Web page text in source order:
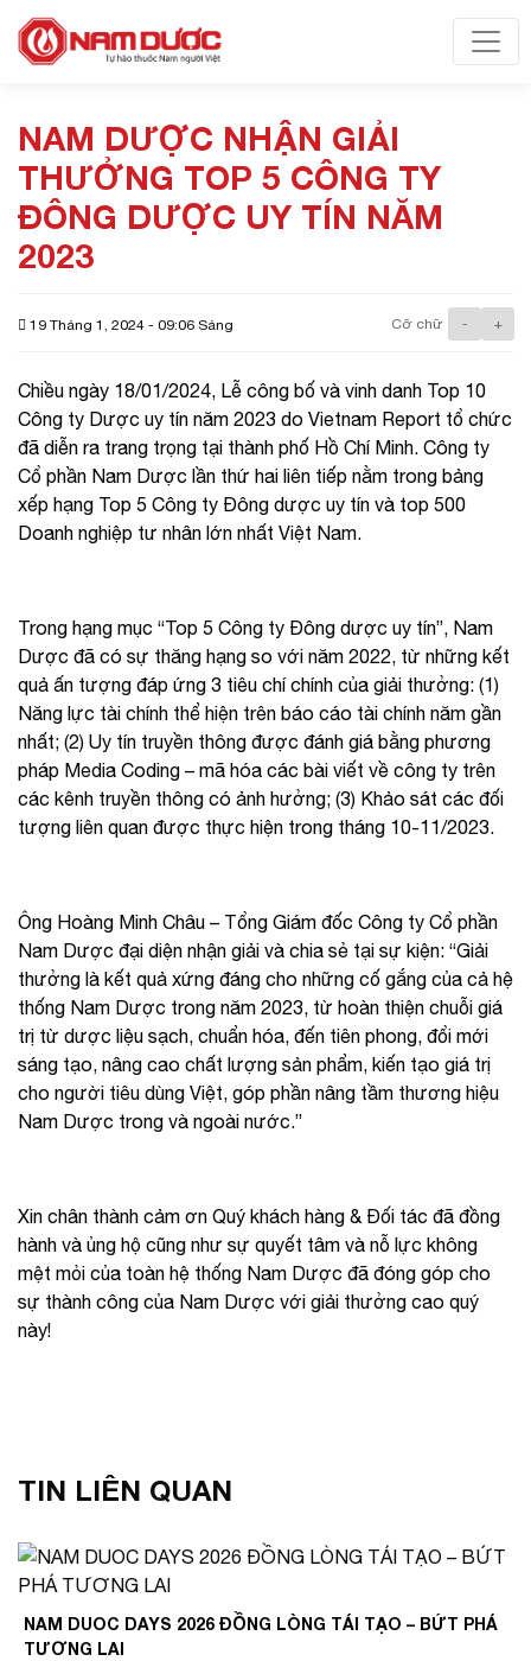
NAM DƯỢC NHẬN GIẢI
THƯỞNG TOP 5 CÔNG TY
ĐÔNG DƯỢC UY TÍN NĂM
2023
19 Tháng 1, 2024 - 09:06 Sáng Cỡ chữ - +
Chiều ngày 18/01/2024, Lễ công bố và vinh danh Top 10
Công ty Dược uy tín năm 2023 do Vietnam Report tổ chức
đã diễn ra trang trọng tại thành phố Hồ Chí Minh. Công ty
Cổ phần Nam Dược lần thứ hai liên tiếp nằm trong bảng
xếp hạng Top 5 Công ty Đông dược uy tín và top 500
Doanh nghiệp tư nhân lớn nhất Việt Nam.
Trong hạng mục “Top 5 Công ty Đông dược uy tín”, Nam
Dược đã có sự thăng hạng so với năm 2022, từ những kết
quả ấn tượng đáp ứng 3 tiêu chí chính của giải thưởng: (1)
Năng lực tài chính thể hiện trên báo cáo tài chính năm gần
nhất; (2) Uy tín truyền thông được đánh giá bằng phương
pháp Media Coding – mã hóa các bài viết về công ty trên
các kênh truyền thông có ảnh hưởng; (3) Khảo sát các đối
tượng liên quan được thực hiện trong tháng 10-11/2023.
Ông Hoàng Minh Châu – Tổng Giám đốc Công ty Cổ phần
Nam Dược đại diện nhận giải và chia sẻ tại sự kiện: “Giải
thưởng là kết quả xứng đáng cho những cố gắng của cả hệ
thống Nam Dược trong năm 2023, từ hoàn thiện chuỗi giá
trị từ dược liệu sạch, chuẩn hóa, đến tiên phong, đổi mới
sáng tạo, nâng cao chất lượng sản phẩm, kiến tạo giá trị
cho người tiêu dùng Việt, góp phần nâng tầm thương hiệu
Nam Dược trong và ngoài nước.”
Xin chân thành cảm ơn Quý khách hàng & Đối tác đã đồng
hành và ủng hộ cũng như sự quyết tâm và nỗ lực không
mệt mỏi của toàn hệ thống Nam Dược đã đóng góp cho
sự thành công của Nam Dược với giải thưởng cao quý
này!
TIN LIÊN QUAN
NAM DUOC DAYS 2026 ĐỒNG LÒNG TÁI TẠO – BỨT PHÁ
TƯƠNG LAI